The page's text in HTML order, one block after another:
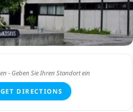
GET DIRECTIONS